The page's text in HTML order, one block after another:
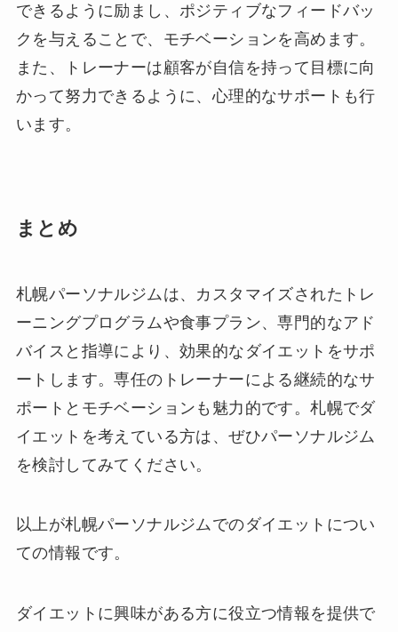
できるように励まし、ポジティブなフィードバッ
クを与えることで、モチベーションを高めます。
また、トレーナーは顧客が自信を持って目標に向
かって努力できるように、心理的なサポートも行
います。
まとめ
札幌パーソナルジムは、カスタマイズされたトレ
ーニングプログラムや食事プラン、専門的なアド
バイスと指導により、効果的なダイエットをサポ
ートします。専任のトレーナーによる継続的なサ
ポートとモチベーションも魅力的です。札幌でダ
イエットを考えている方は、ぜひパーソナルジム
を検討してみてください。
以上が札幌パーソナルジムでのダイエットについ
ての情報です。
ダイエットに興味がある方に役立つ情報を提供で